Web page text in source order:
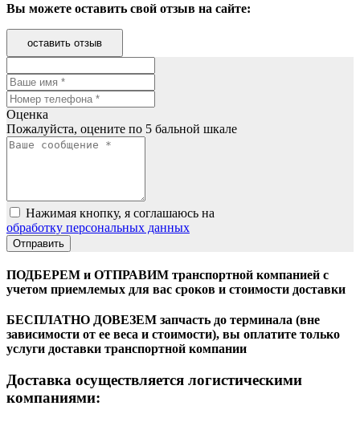
Вы можете оставить свой отзыв на сайте:
оставить отзыв
Оценка
Пожалуйста, оцените по 5 бальной шкале
Нажимая кнопку, я соглашаюсь на
обработку персональных данных
ПОДБЕРЕМ и ОТПРАВИМ транспортной компанией с
учетом приемлемых для вас сроков и стоимости доставки
БЕСПЛАТНО ДОВЕЗЕМ запчасть до терминала (вне
зависимости от ее веса и стоимости), вы оплатите только
услуги доставки транспортной компании
Доставка осуществляется логистическими
компаниями: